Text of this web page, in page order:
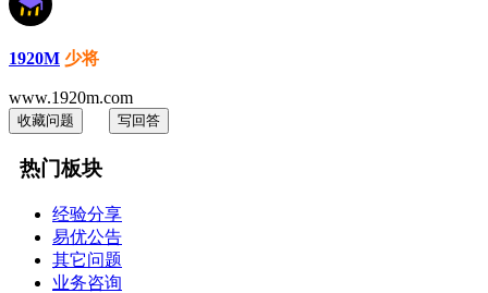
1920M 少将
www.1920m.com
收藏问题 写回答
热门板块
经验分享
易优公告
其它问题
业务咨询